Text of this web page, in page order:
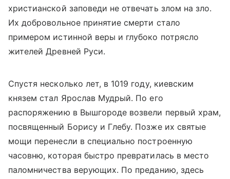
христианской заповеди не отвечать злом на зло.
Их добровольное принятие смерти стало
примером истинной веры и глубоко потрясло
жителей Древней Руси.
Спустя несколько лет, в 1019 году, киевским
князем стал Ярослав Мудрый. По его
распоряжению в Вышгороде возвели первый храм,
посвященный Борису и Глебу. Позже их святые
мощи перенесли в специально построенную
часовню, которая быстро превратилась в место
паломничества верующих. По преданию, здесь